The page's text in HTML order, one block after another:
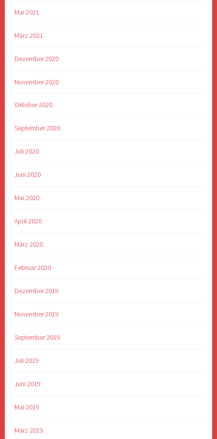
Mai 2021
März 2021
Dezember 2020
November 2020
Oktober 2020
September 2020
Juli 2020
Juni 2020
Mai 2020
April 2020
März 2020
Februar 2020
Dezember 2019
November 2019
September 2019
Juli 2019
Juni 2019
Mai 2019
März 2019